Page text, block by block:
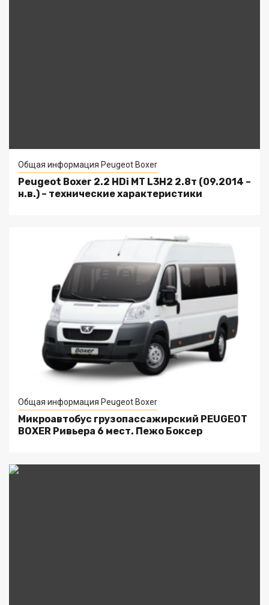
Общая информация Peugeot Boxer
Peugeot Boxer 2.2 HDi MT L3H2 2.8т (09.2014 –
н.в.) – технические характеристики
Общая информация Peugeot Boxer
Микроавтобус грузопассажирский PEUGEOT
BOXER Ривьера 6 мест. Пежо Боксер